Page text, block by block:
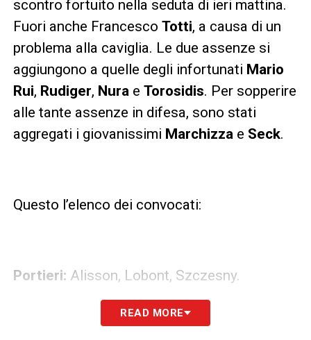
scontro fortuito nella seduta di ieri mattina.
Fuori anche Francesco Totti, a causa di un
problema alla caviglia. Le due assenze si
aggiungono a quelle degli infortunati Mario
Rui, Rudiger, Nura e Torosidis. Per sopperire
alle tante assenze in difesa, sono stati
aggregati i giovanissimi Marchizza e Seck.
Questo l’elenco dei convocati:
Portieri: Alisson, Lobont, Szczesny.
READ MORE